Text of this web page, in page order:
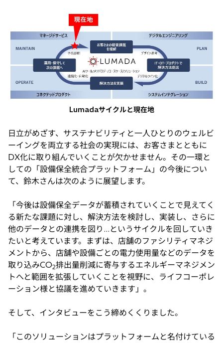
Lumadaサイクルと現在地
日立がめざす、サステナビリティと一人ひとりのウェルビ
ーイングを両立する社会の実現には、お客さまとともに
DX化に取り組んでいくことが欠かせません。その一環と
しての「設備保全統合プラットフォーム」の今後につい
て、鈴木さんは次のように展望します。
「今後は設備保全データが蓄積されていくことで見えてく
る新たな課題に対し、解決方法を検討し、実装し、さらに
他のデータとの連携を図り…というサイクルを回していき
たいと考えています。まずは、店舗のファシリティマネジ
メントから、店舗や設備ごとの電力使用量などのデータを
取り込みCO2排出量削減に寄与するエネルギーマネジメン
トへと範囲を拡張していくことを視野に、ライフコーポレ
ーション様と協議を進めていきます」。
そして、インタビューをこう締めくくりました。
「このソリューションはプラットフォームと名付けている